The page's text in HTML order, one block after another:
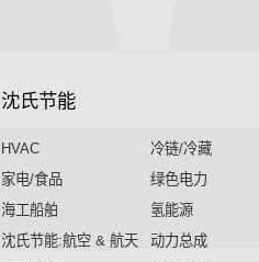
沈氏节能
HVAC
冷链/冷藏
家电/食品
绿色电力
海工船舶
氢能源
沈氏节能:航空 & 航天
动力总成